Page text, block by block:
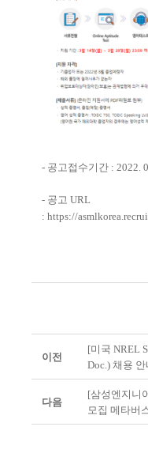
- 공고접수기간 : 2022.
- 공고 URL
: https://
이전
[미국 NREL
Doc.) 채용 안
다음
[삼성엔지니
모집 메타버